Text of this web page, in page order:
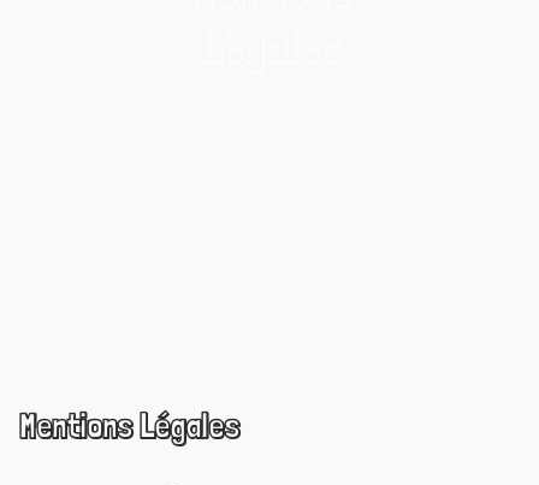
Mentions Légales